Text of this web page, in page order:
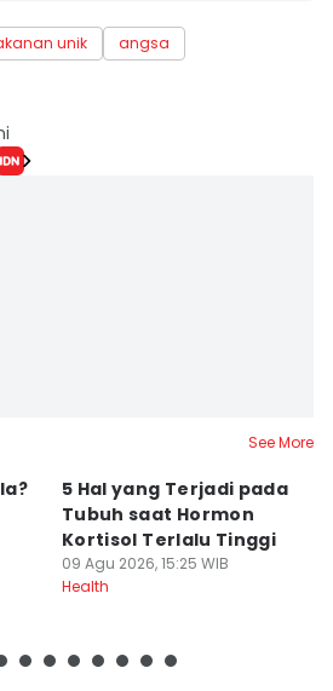
unik angsa
See More
5 Hal yang Terjadi pada
Tubuh saat Hormon
Kortisol Terlalu Tinggi
09 Agu 2026, 15:25 WIB
Health